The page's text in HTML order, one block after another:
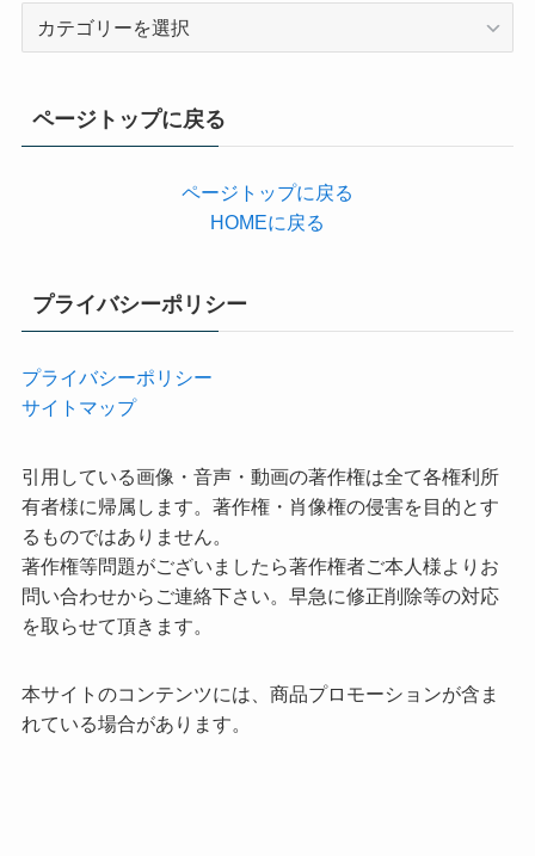
ページトップに戻る
ページトップに戻る
HOMEに戻る
プライバシーポリシー
プライバシーポリシー
サイトマップ
引用している画像・音声・動画の著作権は全て各権利所
有者様に帰属します。著作権・肖像権の侵害を目的とす
るものではありません。
著作権等問題がございましたら著作権者ご本人様よりお
問い合わせからご連絡下さい。早急に修正削除等の対応
を取らせて頂きます。
本サイトのコンテンツには、商品プロモーションが含ま
れている場合があります。